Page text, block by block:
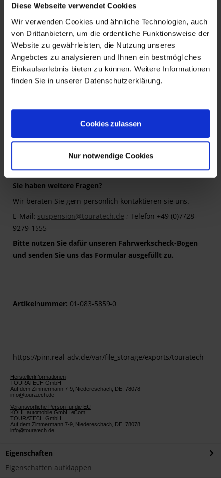
Diese Webseite verwendet Cookies
Wir verwenden Cookies und ähnliche Technologien, auch
von Drittanbietern, um die ordentliche Funktionsweise der
Website zu gewährleisten, die Nutzung unseres
Angebotes zu analysieren und Ihnen ein bestmögliches
Einkaufserlebnis bieten zu können. Weitere Informationen
finden Sie in unserer Datenschutzerklärung.
Cookies zulassen
Nur notwendige Cookies
exponentiell zu, was zu einem irreparablen Versagen des
gesamten Bauteils führen kann. Um dies zu vermeiden hat
der Extreme2 Dämpfer ein neues Reservoir Design mit
mehr Ölvolumen und besserer Wärmeabfuhr. So können
wir selbst kleinste Performance Rückgänge kategorisch
ausschließen.
Abgerundet wird der neue Dämpfer mit einem erweiterten
Klicks. Damit kann die Dämpfung an alle Bedürfnisse noch
Extreme2 Federbein über alle Features des Extreme1
Federbeins.
Sie haben weitere Fragen?
Wir beraten Sie gern persönlich kontaktieren sie uns.
E-Mail: suspension@touratech.de ; Telefon +49 (0)7728-
9279-1555
Bitte nutzen Sie dafür unseren Fahrwerkscheck-Bogen
und senden Sie uns das Formular ausgefüllt zu.
Artikelnummer: 01-083-5859-0
https://pim.real-adv.de/var/file_storage/exports/touratech
Herstellerinformationen
TOURATECH GmbH
Auf dem Zimmermann 7-9, Niedereschach, DE, 78078
info@touratech.de
Verantwortliche Person für die EU
KOHL automobile GmbH eCom
TOURATECH GmbH
Auf dem Zimmermann 7-9, Niedereschach, DE, 78078
info@touratech.de
Eigenschaften
Eigenschaften aufklappen